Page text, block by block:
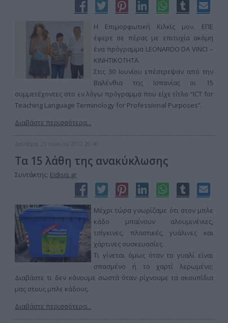
Η Επιμορφωτική Κιλκίς μον. ΕΠΕ
έφερε σε πέρας με επιτυχία ακόμη
ένα πρόγραμμα LEONARDO DA VINCI –
ΚΙΝΗΤΙΚΟΤΗΤΑ.
Στις 30 Ιουνίου επέστρεψαν από την
Βαλένθια της Ισπανίας οι 15
συμμετέχοντες στο εν λόγω πρόγραμμα που είχε τίτλο “ICT for
Teaching Language Terminology for Professional Purposes”.
Διαβάστε περισσότερα...
Δευτέρα, 23 Ιουλίου 2012 20:40
Τα 15 λάθη της ανακύκλωσης
Συντάκτης: Eidisis.gr
Μέχρι τώρα γνωρίζαμε ότι στον μπλε
κάδο μπαίνουν αλουμινένιες,
τσίγκινες, πλαστικές, γυάλινες και
χάρτινες συσκευασίες.
Τι γίνεται όμως όταν το γυαλί είναι
σπασμένο ή το χαρτί λερωμένο;
Διαβάστε τι δεν κάνουμε σωστά όταν ρίχνουμε τα σκουπίδια
μας στους μπλε κάδους.
Διαβάστε περισσότερα...